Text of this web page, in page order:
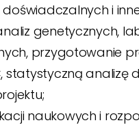
i
genetycznych,
przygotowanie
analizę
naukowych i